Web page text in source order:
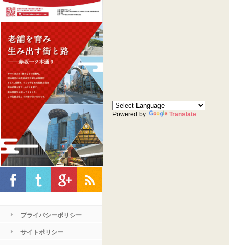
Powered by Translate
プライバシーポリシー
サイトポリシー